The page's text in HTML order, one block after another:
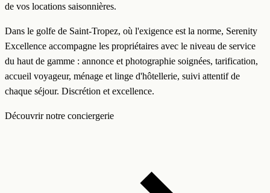
de vos locations saisonnières.
Dans le golfe de Saint-Tropez, où l'exigence est la norme, Serenity
Excellence accompagne les propriétaires avec le niveau de service
du haut de gamme : annonce et photographie soignées, tarification,
accueil voyageur, ménage et linge d'hôtellerie, suivi attentif de
chaque séjour. Discrétion et excellence.
Découvrir notre conciergerie